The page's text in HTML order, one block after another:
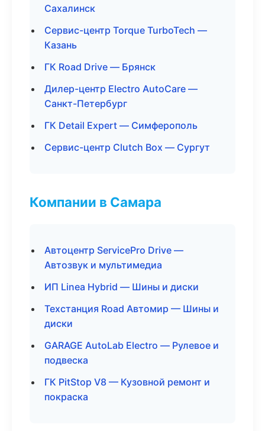
Сахалинск
Сервис-центр Torque TurboTech —
Казань
ГК Road Drive — Брянск
Дилер-центр Electro AutoCare —
Санкт-Петербург
ГК Detail Expert — Симферополь
Сервис-центр Clutch Box — Сургут
Компании в Самара
Автоцентр ServicePro Drive —
Автозвук и мультимедиа
ИП Linea Hybrid — Шины и диски
Техстанция Road Автомир — Шины и
диски
GARAGE AutoLab Electro — Рулевое и
подвеска
ГК PitStop V8 — Кузовной ремонт и
покраска